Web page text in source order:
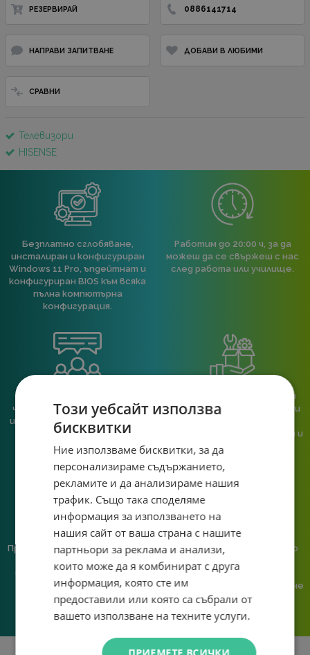
РЕЗЕРВИРАЙ 0886141714
НАПРАВИ ЗАПИТВАНЕ ДОБАВИ В ЛЮБИМИ
СРАВНИ
Телевизори
HISENSE
Безплатно сглобяване,
инсталиран и конфигуриран
Windows 11 Pro, ъпдейтнат и
конфигуриран BIOS към всяка
пълна компютърна
конфигурация.
Работим до 20:00 ч, за да
можеш да се свържеш с нас
след работа или училище.
човек, не с чатбот, когато
имаш нужда от консултация
или справяне с проблем.
Сглобяваме, поддържаме и
обслужваме. Като магазин и
гарантираме бърза реакция и
познаване на твоята
система.
Предлагаме различни методи
възможност за плащане с
криптовалута.
Ние сме малък екип и точно
отговорност за всяка
поръчка. Ако има проблем – не
го прехвърляме, а го
Този уебсайт използва
бисквитки
Ние използваме бисквитки, за да
персонализираме съдържанието,
рекламите и да анализираме нашия
трафик. Също така споделяме
информация за използването на
нашия сайт от ваша страна с нашите
партньори за реклама и анализи,
които може да я комбинират с друга
информация, която сте им
предоставили или която са събрали от
вашето използване на техните услуги.